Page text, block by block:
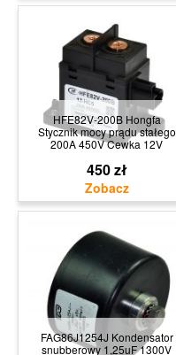
HFE82V-200B Hongfa
Stycznik mocy prądu stałego
200A 450V Cewka 12V
450 zł
FAG86J1254J Kondensator
snubberowy 1,25uF 1300V